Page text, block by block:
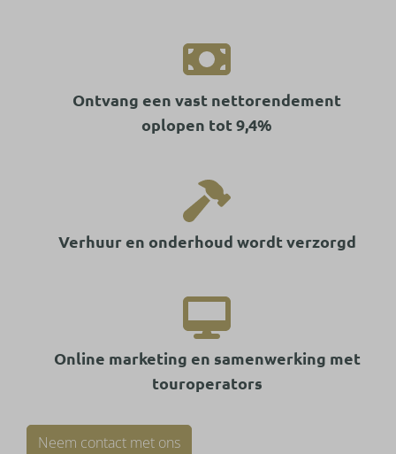
Ontvang een vast nettorendement
oplopen tot 9,4%
Verhuur en onderhoud wordt verzorgd
Online marketing en samenwerking met
touroperators
Neem contact met ons